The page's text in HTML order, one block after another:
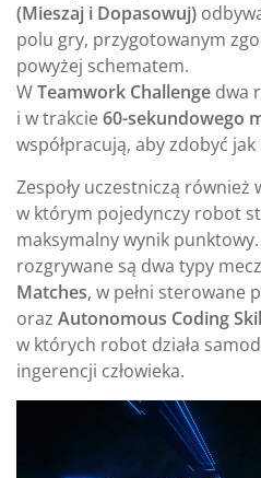
(Mieszaj i Dopasowuj)
polu gry, przygotowanym
powyżej schematem.
WTeamwork Challenge dwa
i w trakcie60-sekundowego
współpracują, aby zdobyć
Zespoły uczestniczą również
w którym pojedynczy robot
maksymalny wynik
rozgrywane są dwa typy
Matches, w pełni sterowane
oraz Autonomous Coding
w których robot działa
ingerencji człowieka.